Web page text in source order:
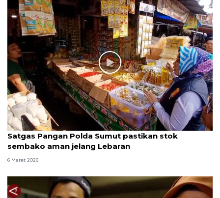
Satgas Pangan Polda Sumut pastikan stok
sembako aman jelang Lebaran
6 Maret 2026